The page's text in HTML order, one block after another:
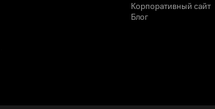
Корпоративный сайт
Блог